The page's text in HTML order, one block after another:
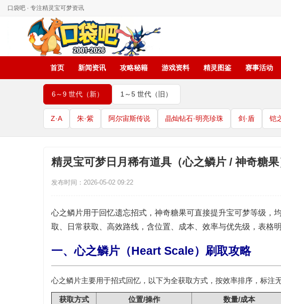
口袋吧 · 专注精灵宝可梦资讯
首页 新闻资讯 攻略秘籍 游戏资料 精灵图鉴 赛事活动
6～9 世代（新） 1～5 世代（旧）
Z·A 朱·紫 阿尔宙斯传说 晶灿钻石·明亮珍珠 剑·盾 铠
精灵宝可梦日月稀有道具（心之鳞片 / 神奇糖
发布时间：2026-05-02 09:22
心之鳞片用于回忆遗忘招式，神奇糖果可直接提升宝可梦等级，
取、日常获取、高效路线 ，含位置、成本、效率与优先级，表格
一、心之鳞片（Heart Scale）刷取攻略
心之鳞片主要用于招式回忆，以下为全获取方式，按效率排序，标注
获取方式 位置/操作 数量/成本